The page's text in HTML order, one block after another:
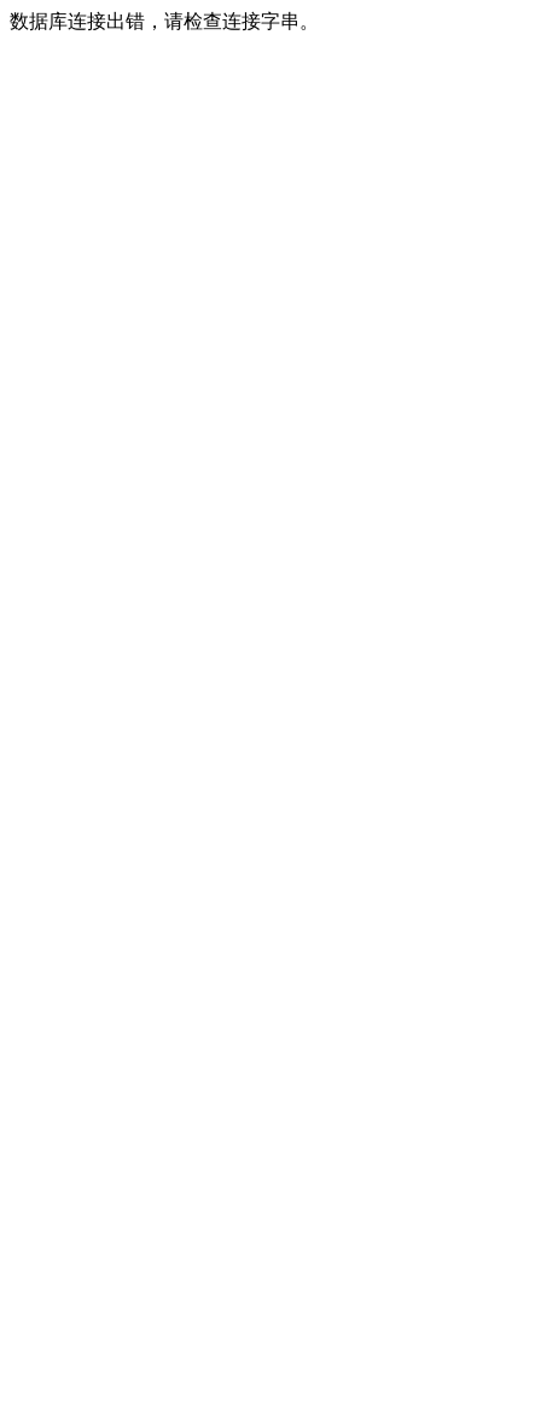
数据库连接出错，请检查连接字串。